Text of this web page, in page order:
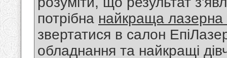
потрібна найкраща лазерна
звертатися в салон
обладнання та найкращі